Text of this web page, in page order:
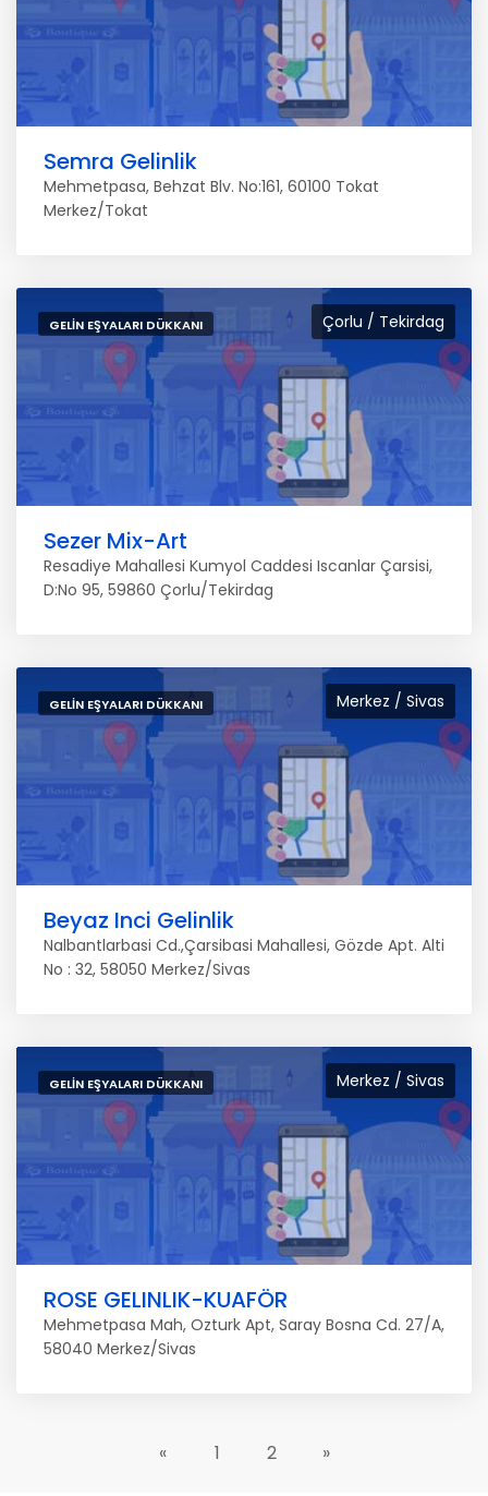
Semra Gelinlik
Mehmetpasa, Behzat Blv. No:161, 60100 Tokat
Merkez/Tokat
Çorlu / Tekirdag
GELIN EŞYALARI DÜKKANI
Sezer Mix-Art
Resadiye Mahallesi Kumyol Caddesi Iscanlar Çarsisi,
D:No 95, 59860 Çorlu/Tekirdag
Merkez / Sivas
GELIN EŞYALARI DÜKKANI
Beyaz Inci Gelinlik
Nalbantlarbasi Cd.,Çarsibasi Mahallesi, Gözde Apt. Alti
No : 32, 58050 Merkez/Sivas
Merkez / Sivas
GELIN EŞYALARI DÜKKANI
ROSE GELINLIK-KUAFÖR
Mehmetpasa Mah, Ozturk Apt, Saray Bosna Cd. 27/A,
58040 Merkez/Sivas
« 1 2 »